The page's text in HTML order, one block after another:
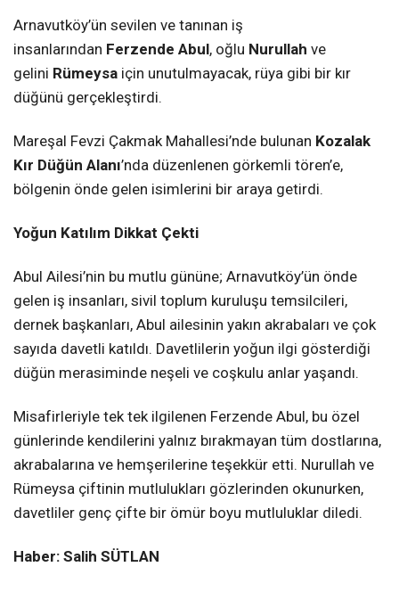
Arnavutköy’ün sevilen ve tanınan iş
insanlarından Ferzende Abul, oğlu Nurullah ve
gelini Rümeysa için unutulmayacak, rüya gibi bir kır
düğünü gerçekleştirdi.
Mareşal Fevzi Çakmak Mahallesi’nde bulunan Kozalak
Kır Düğün Alanı’nda düzenlenen görkemli tören’e,
bölgenin önde gelen isimlerini bir araya getirdi.
Yoğun Katılım Dikkat Çekti
Abul Ailesi’nin bu mutlu gününe; Arnavutköy’ün önde
gelen iş insanları, sivil toplum kuruluşu temsilcileri,
dernek başkanları, Abul ailesinin yakın akrabaları ve çok
sayıda davetli katıldı. Davetlilerin yoğun ilgi gösterdiği
düğün merasiminde neşeli ve coşkulu anlar yaşandı.
Misafirleriyle tek tek ilgilenen Ferzende Abul, bu özel
günlerinde kendilerini yalnız bırakmayan tüm dostlarına,
akrabalarına ve hemşerilerine teşekkür etti. Nurullah ve
Rümeysa çiftinin mutlulukları gözlerinden okunurken,
davetliler genç çifte bir ömür boyu mutluluklar diledi.
Haber: Salih SÜTLAN